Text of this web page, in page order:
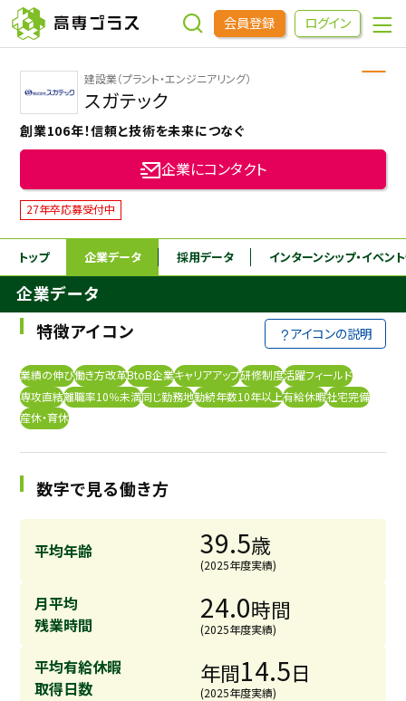
会員登録 ログイン
企業をさがす
進学先をさがす
インターンシップ・イベントをさがす
高専OBOGをさがす
高専プラスセミナー
高専生コミュニティ
めもらす
9/30
建設業（プラント・エンジニアリング）
スガテック
創業106年！信頼と技術を未来につなぐ
企業にコンタクト
27年卒応募受付中
トップ 企業データ 採用データ インターンシップ・イベン
企業データ
特徴アイコン
アイコンの説明
業績の伸び働き方改革BtoB企業キャリアアップ研修制度活躍フィールド
専攻直結離職率10％未満同じ勤務地勤続年数10年以上有給休暇社宅完備
産休・育休
数字で見る働き方
平均年齢 39.5歳
(2025年度実績)
月平均
残業時間
24.0時間
(2025年度実績)
平均有給休暇
取得日数
年間14.5日
(2025年度実績)